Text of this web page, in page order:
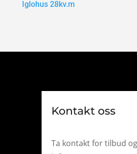
Iglohus 28kv.m
Kontakt oss
Ta kontakt for tilbud